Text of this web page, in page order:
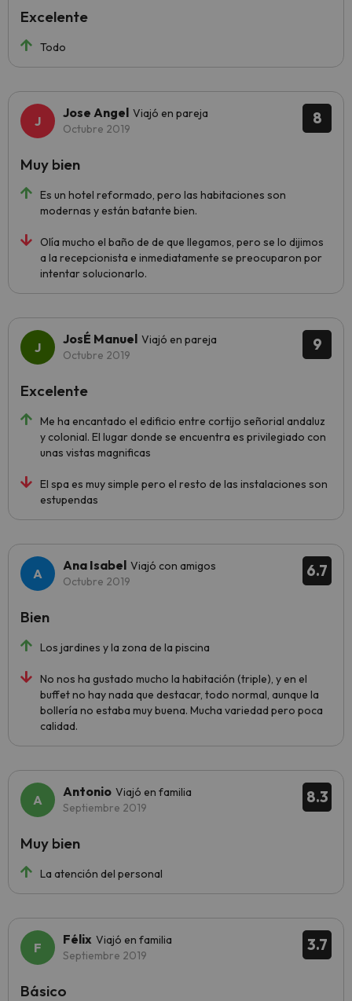
Todo
Excelente
8
Jose Angel Viajó en pareja
Octubre 2019
Es un hotel reformado, pero las habitaciones son
modernas y están batante bien.
Olía mucho el baño de de que llegamos, pero se lo dijimos
a la recepcionista e inmediatamente se preocuparon por
intentar solucionarlo.
Muy bien
9
JosÉ Manuel Viajó en pareja
Octubre 2019
Me ha encantado el edificio entre cortijo señorial andaluz
y colonial. El lugar donde se encuentra es privilegiado con
unas vistas magnificas
El spa es muy simple pero el resto de las instalaciones son
estupendas
Excelente
6.7
Ana Isabel Viajó con amigos
Octubre 2019
Los jardines y la zona de la piscina
No nos ha gustado mucho la habitación (triple), y en el
buffet no hay nada que destacar, todo normal, aunque la
bollería no estaba muy buena. Mucha variedad pero poca
calidad.
Bien
8.3
Antonio Viajó en familia
Septiembre 2019
La atención del personal
Muy bien
3.7
Félix Viajó en familia
Septiembre 2019
Básico